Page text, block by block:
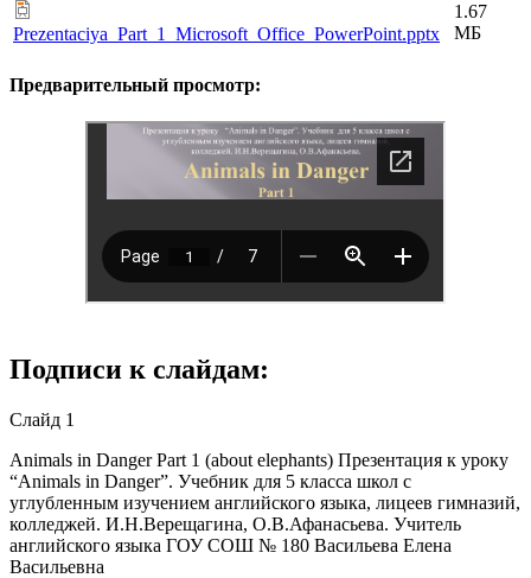
Prezentaciya_Part_1_Microsoft_Office_PowerPoint.pptx
1.67
МБ
Предварительный просмотр:
Подписи к слайдам:
Слайд 1
Animals in Danger Part 1 (about elephants) Презентация к уроку
“Animals in Danger”. Учебник для 5 класса школ с
углубленным изучением английского языка, лицеев гимназий,
колледжей. И.Н.Верещагина, О.В.Афанасьева. Учитель
английского языка ГОУ СОШ № 180 Васильева Елена
Васильевна